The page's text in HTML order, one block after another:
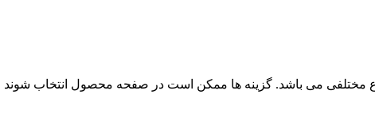
مختلفی می باشد. گزینه ها ممکن است در صفحه محصول انتخاب شوند